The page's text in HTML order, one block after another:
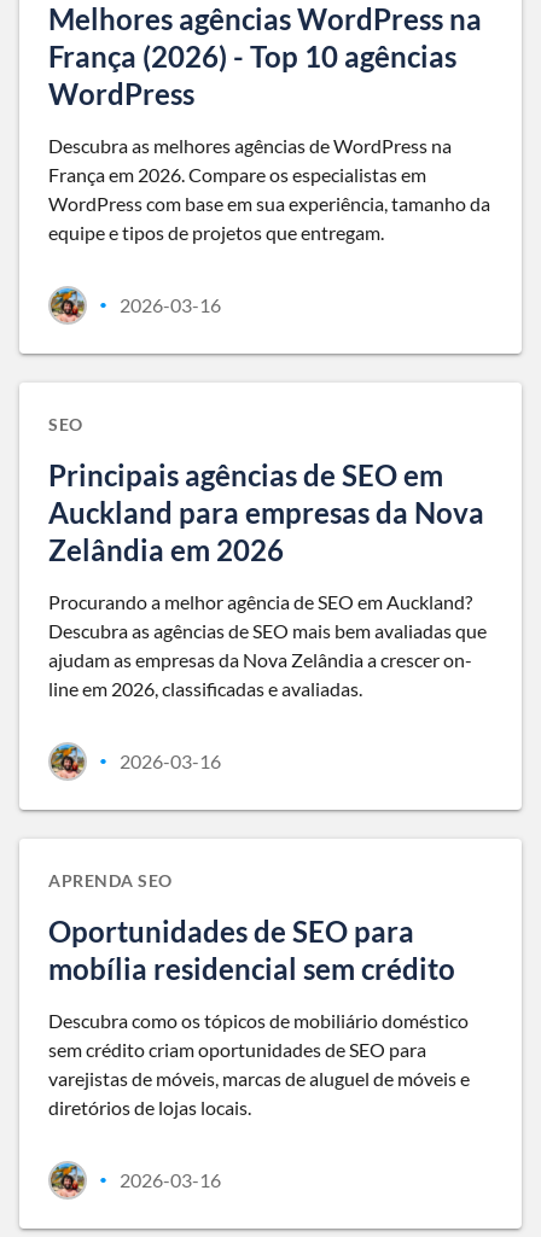
Melhores agências WordPress na
França (2026) - Top 10 agências
WordPress
Descubra as melhores agências de WordPress na
França em 2026. Compare os especialistas em
WordPress com base em sua experiência, tamanho da
equipe e tipos de projetos que entregam.
• 2026-03-16
SEO
Principais agências de SEO em
Auckland para empresas da Nova
Zelândia em 2026
Procurando a melhor agência de SEO em Auckland?
Descubra as agências de SEO mais bem avaliadas que
ajudam as empresas da Nova Zelândia a crescer on-
line em 2026, classificadas e avaliadas.
• 2026-03-16
APRENDA SEO
Oportunidades de SEO para
mobília residencial sem crédito
Descubra como os tópicos de mobiliário doméstico
sem crédito criam oportunidades de SEO para
varejistas de móveis, marcas de aluguel de móveis e
diretórios de lojas locais.
• 2026-03-16